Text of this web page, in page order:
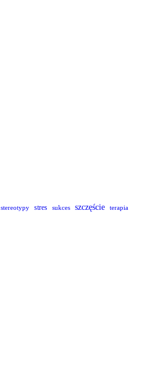
stereotypy stres sukces szczęście
terapia